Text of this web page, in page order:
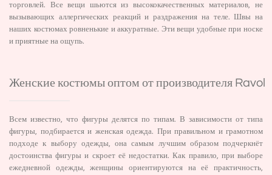
торговлей. Все вещи шьются из высококачественных материалов, не
вызывающих аллергических реакций и раздражения на теле. Швы на
наших костюмах ровненькие и аккуратные. Эти вещи удобные при носке
и приятные на ощупь.
Женские костюмы оптом от производителя Ravol
Всем известно, что фигуры делятся по типам. В зависимости от типа
фигуры, подбирается и женская одежда. При правильном и грамотном
подходе к выбору одежды, она самым лучшим образом подчеркнёт
достоинства фигуры и скроет её недостатки. Как правило, при выборе
ежедневной одежды, женщины ориентируются на её практичность,